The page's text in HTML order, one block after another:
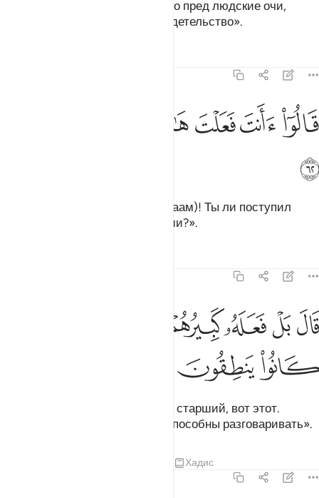
Они сказали: «Приведите же его пред людские очи,
чтобы они могли принести свидетельство».
قالوا اانت فعلت هاذا بالهتنا يا ابراهيم ٦٢
قَالُوٓا۟ ءَأَنتَ فَعَلْتَ هَـٰذَا بِـَٔالِهَتِنَا يَـٰٓإِبْرَٰهِيمُ ٦٢
ﱤﱥﱦﱧ
ﱪ
Они сказали: «О Ибрахим (Авраам)! Ты ли поступил
таким образом с нашими богами?».
قال بل فعله كبيرهم هاذا فاسالوهم ان كانوا ينطقون ٦٣
قَالَ بَلْ فَعَلَهُۥ كَبِيرُهُمْ هَـٰذَا فَسْـَٔلُوهُمْ إِن كَانُوا۟ يَنطِقُونَ ٦٣
ﱫﱬﱭﱮ
ﱲﱳ
Он сказал: «Нет! Это содеял их старший, вот этот.
Спросите их самих, если они способны разговаривать».
Хадис